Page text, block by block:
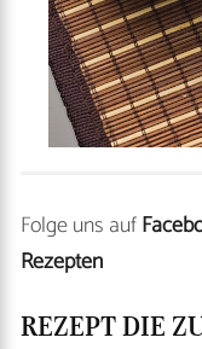
Folge uns auf
Rezepten
REZEPT DIE